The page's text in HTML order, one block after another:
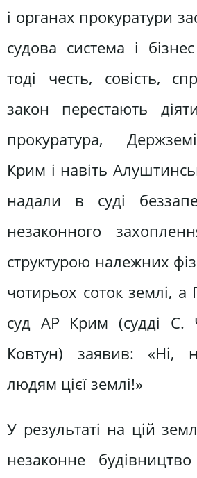
і органах прокуратури
судова система і
тоді честь, совість,
закон перестають
прокуратура,
Крим і навіть
надали в суді
незаконного
структурою належних
чотирьох соток землі, а
суд АР Крим (судді С.
Ковтун) заявив: «Ні,
людям цієї землі!»
У результаті на цій
незаконне